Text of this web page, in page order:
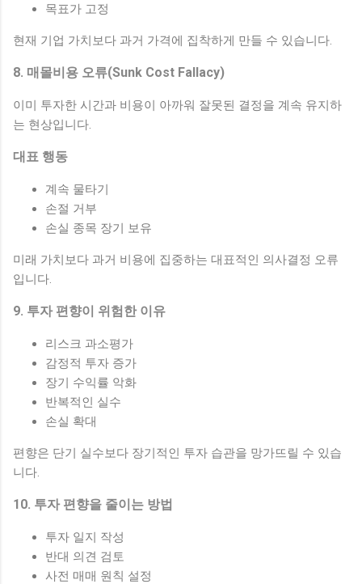
목표가 고정
현재 기업 가치보다 과거 가격에 집착하게 만들 수 있습니다.
8. 매몰비용 오류(Sunk Cost Fallacy)
이미 투자한 시간과 비용이 아까워 잘못된 결정을 계속 유지하
는 현상입니다.
대표 행동
계속 물타기
손절 거부
손실 종목 장기 보유
미래 가치보다 과거 비용에 집중하는 대표적인 의사결정 오류
입니다.
9. 투자 편향이 위험한 이유
리스크 과소평가
감정적 투자 증가
장기 수익률 악화
반복적인 실수
손실 확대
편향은 단기 실수보다 장기적인 투자 습관을 망가뜨릴 수 있습
니다.
10. 투자 편향을 줄이는 방법
투자 일지 작성
반대 의견 검토
사전 매매 원칙 설정